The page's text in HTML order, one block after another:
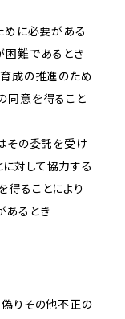
めに必要がある
困難であるとき
成の推進のため
同意を得ること
その委託を受け
対して協力する
得ることにより
あるとき
偽りその他不正の